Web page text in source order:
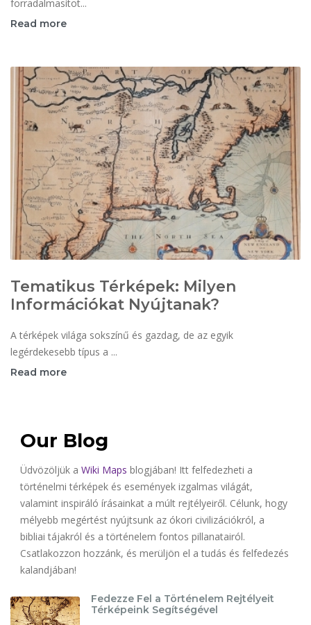
forradalmasítot...
Read more
Tematikus Térképek: Milyen
Információkat Nyújtanak?
A térképek világa sokszínű és gazdag, de az egyik
legérdekesebb típus a ...
Read more
Our Blog
Üdvözöljük a Wiki Maps blogjában! Itt felfedezheti a
történelmi térképek és események izgalmas világát,
valamint inspiráló írásainkat a múlt rejtélyeiről. Célunk, hogy
mélyebb megértést nyújtsunk az ókori civilizációkról, a
bibliai tájakról és a történelem fontos pillanatairól.
Csatlakozzon hozzánk, és merüljön el a tudás és felfedezés
kalandjában!
Fedezze Fel a Történelem Rejtélyeit
Térképeink Segítségével